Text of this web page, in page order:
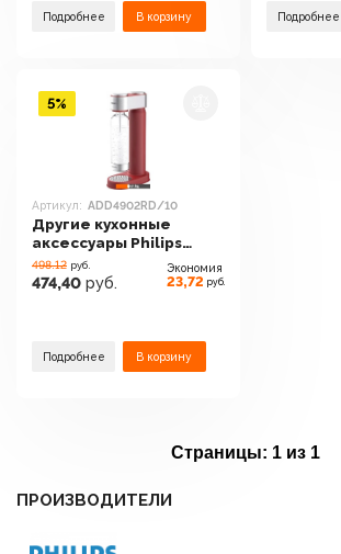
Подробнее В корзину Подробнее
Артикул: ADD4902RD/10
Другие кухонные
аксессуары Philips
ADD4902RD/10
498.12 руб.
474,40 руб.
Экономия
23,72 руб.
Подробнее В корзину
5%
Страницы: 1 из 1
ПРОИЗВОДИТЕЛИ